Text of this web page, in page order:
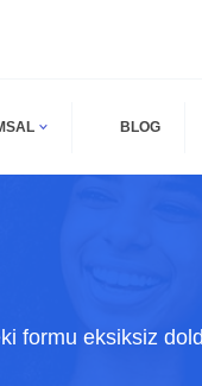
BLOG
formu eksiksiz